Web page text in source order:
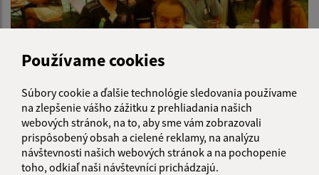
Používame cookies
Súbory cookie a ďalšie technológie sledovania používame
na zlepšenie vášho zážitku z prehliadania našich
webových stránok, na to, aby sme vám zobrazovali
prispôsobený obsah a cielené reklamy, na analýzu
návštevnosti našich webových stránok a na pochopenie
toho, odkiaľ naši návštevníci prichádzajú.